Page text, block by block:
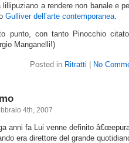
lillipuziano a rendere non banale e
Gulliver dell’arte contemporanea.
punto, con tanto Pinocchio
Manganelli!)
Posted in Ritratti No
4th, 2007
anni fa Lui venne definito
era direttore del grande